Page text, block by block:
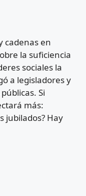
cadenas en
la suficiencia
sociales la
a legisladores y
Si
más:
jubilados? Hay